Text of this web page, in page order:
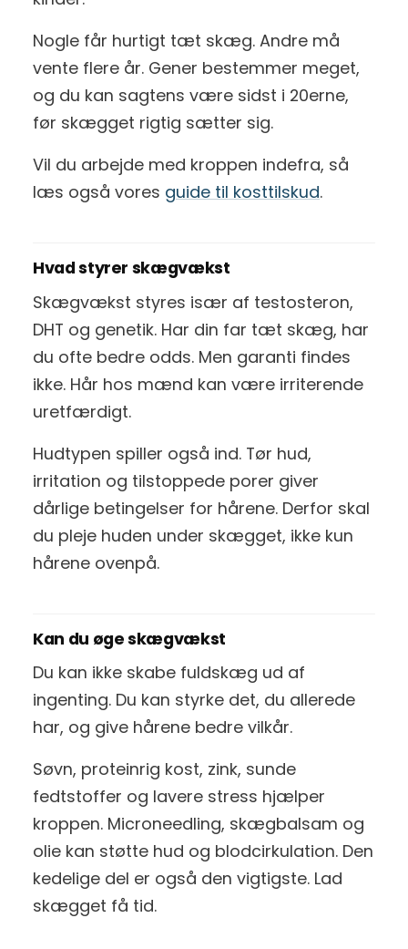
Nogle får hurtigt tæt skæg. Andre må
vente flere år. Gener bestemmer meget,
og du kan sagtens være sidst i 20erne,
før skægget rigtig sætter sig.
Vil du arbejde med kroppen indefra, så
læs også vores guide til kosttilskud.
Hvad styrer skægvækst
Skægvækst styres især af testosteron,
DHT og genetik. Har din far tæt skæg, har
du ofte bedre odds. Men garanti findes
ikke. Hår hos mænd kan være irriterende
uretfærdigt.
Hudtypen spiller også ind. Tør hud,
irritation og tilstoppede porer giver
dårlige betingelser for hårene. Derfor skal
du pleje huden under skægget, ikke kun
hårene ovenpå.
Kan du øge skægvækst
Du kan ikke skabe fuldskæg ud af
ingenting. Du kan styrke det, du allerede
har, og give hårene bedre vilkår.
Søvn, proteinrig kost, zink, sunde
fedtstoffer og lavere stress hjælper
kroppen. Microneedling, skægbalsam og
olie kan støtte hud og blodcirkulation. Den
kedelige del er også den vigtigste. Lad
skægget få tid.